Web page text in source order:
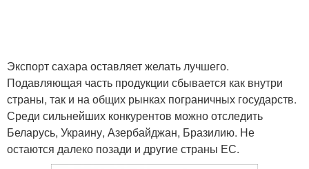
Экспорт сахара оставляет желать лучшего.
Подавляющая часть продукции сбывается как внутри
страны, так и на общих рынках пограничных государств.
Среди сильнейших конкурентов можно отследить
Беларусь, Украину, Азербайджан, Бразилию. Не
остаются далеко позади и другие страны ЕС.